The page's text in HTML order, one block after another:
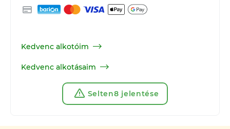
Kedvenc alkotóim
Kedvenc alkotásaim
Selten8 jelentése